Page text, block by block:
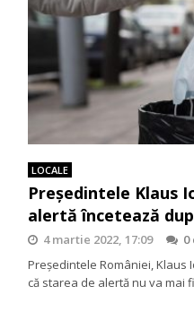
LOCALE
Președintele Klaus
alertă încetează
4 martie 2022, 17:09
0
Președintele României,
că starea de alertă nu va mai